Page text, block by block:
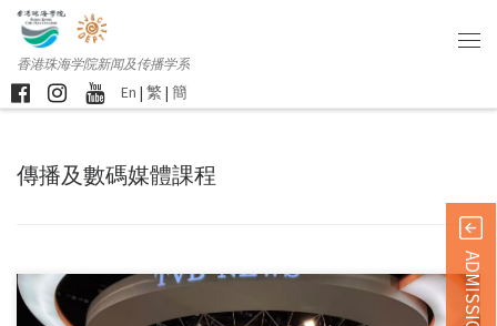
香港珠海学院新闻及传播学系
En | 繁 | 簡
傳播及數碼媒體課程
ADMISSION